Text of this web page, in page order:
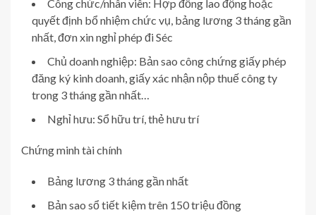
Công chức/nhân viên: Hợp đồng lao động hoặc
quyết định bổ nhiệm chức vụ, bảng lương 3 tháng gần
nhất, đơn xin nghỉ phép đi Séc
Chủ doanh nghiệp: Bản sao công chứng giấy phép
đăng ký kinh doanh, giấy xác nhận nộp thuế công ty
trong 3 tháng gần nhất…
Nghỉ hưu: Sổ hữu trí, thẻ hưu trí
Chứng minh tài chính
Bảng lương 3 tháng gần nhất
Bản sao sổ tiết kiệm trên 150 triệu đồng